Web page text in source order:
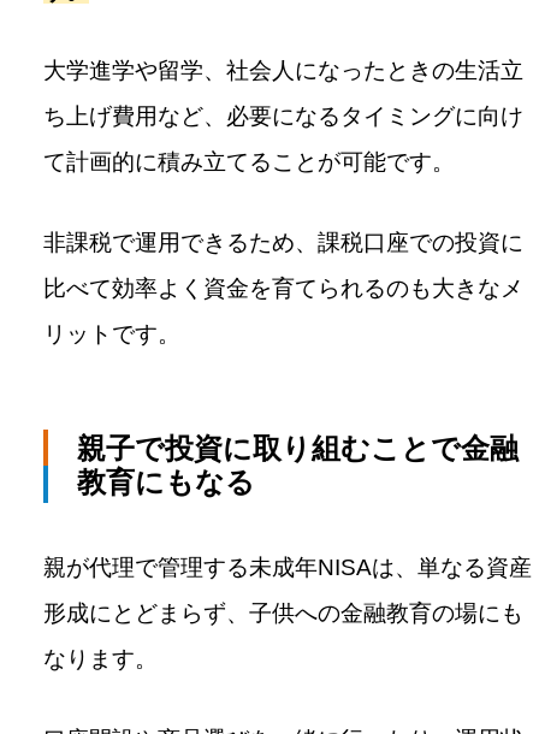
大学進学や留学、社会人になったときの生活立
ち上げ費用など、必要になるタイミングに向け
て計画的に積み立てることが可能です。
非課税で運用できるため、課税口座での投資に
比べて効率よく資金を育てられるのも大きなメ
リットです。
親子で投資に取り組むことで金融
教育にもなる
親が代理で管理する未成年NISAは、単なる資産
形成にとどまらず、子供への金融教育の場にも
なります。